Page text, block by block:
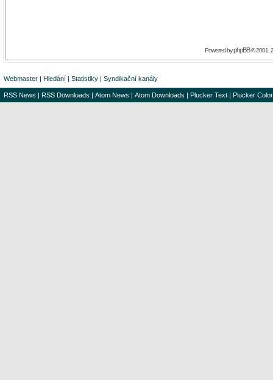
Powered byphpBB© 2001,
Webmaster | Hledání | Statistiky | Syndikační kanály
RSS News | RSS Downloads | Atom News | Atom Downloads | Plucker Text | Plucker Color